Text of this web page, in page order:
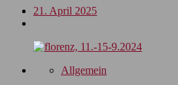
21. April 2025
Allgemein